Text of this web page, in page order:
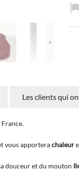
Les clients qui
vous apporterachaleur
douceur et du mouton